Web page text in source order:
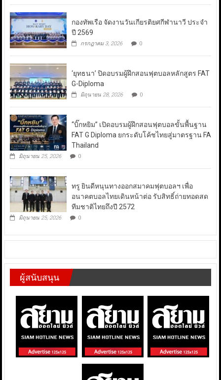
กองทัพเรือ จัดงานวันเกียรติยศกีฬานาวี ประจำ
ปี 2569
กรกฎาคม 3, 2026 0
‘ยุทธนา’ ปิดอบรมผู้ฝึกสอนฟุตบอลหลักสูตร FAT
G-Diploma
มิถุนายน 28, 2026 0
“บิ๊กหยิม” เปิดอบรมผู้ฝึกสอนฟุตบอลขั้นพื้นฐาน
FAT G Diploma ยกระดับโค้ชไทยสู่มาตรฐาน FA
Thailand
มิถุนายน 25, 2026 0
ทรู ยินดีหนุนทางออกสมาคมฟุตบอลฯ เพื่อ
อนาคตบอลไทยเดินหน้าต่อ รับสิทธิ์ถ่ายทอดสด
ทีมชาติไทยถึงปี 2572
มิถุนายน 25, 2026 0
ผู้สนับสนุน